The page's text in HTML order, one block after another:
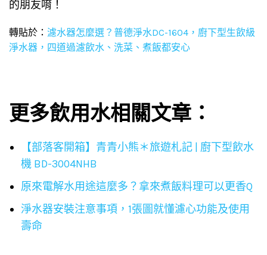
的朋友唷！
轉貼於： 濾水器怎麼選？普德淨水DC-1604，廚下型生飲級
淨水器，四道過濾飲水、洗菜、煮飯都安心
更多飲用水相關文章：
【部落客開箱】青青小熊＊旅遊札記 | 廚下型飲水
機 BD-3004NHB
原來電解水用途這麼多？拿來煮飯料理可以更香Q
淨水器安裝注意事項，1張圖就懂濾心功能及使用
壽命